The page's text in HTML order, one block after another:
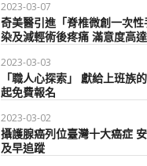
2023-03-07
奇美醫引進「脊椎微創一次
染及減輕術後疼痛 滿意度高
2023-03-03
「職人心探索」 獻給上班族
起免費報名
2023-03-02
攝護腺癌列位臺灣十大癌症
及早追蹤